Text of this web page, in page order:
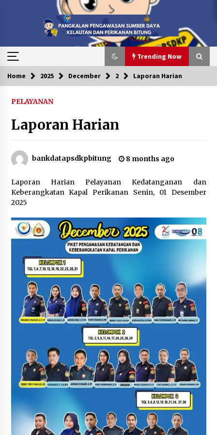
Trending Now
Trending Now
Muharram 1448 H
1 month ago
PENYERAHAN BERKAS PERKARA MV. SILVER
ISLAND DARI KP. ORCA 04 KE PANGKALAN PSDKP
2 months ago
Jabatan Fungsional
2 months ago
Aksi Damai Serikat Awak Kapal Perikanan
Bersatu dan Srikandi Sakti yang dilaksanakan
di Pangkalan PSDKP Bitung
3 months ago
Ekspose Pengenaan Sanksi Administratif
Perikanan terhadap Kapal Penangkap ikan KM.
Bahari 36 yang Diproses Oleh Pangkalan PSDKP
Bitung
3 months ago
Jam Pimpinan Mendengar
3 months ago
Kunjungan Diplomatik dalam Rangka
Strengthening Cooperation on Blue Economy
dilaksanakan di Pangkalan PSDKP Bitung
3 months ago
Selamat Hari Kartini
Home 2025 December 2 Laporan Harian
PELAYANAN
Laporan Harian
bankdatapsdkpbitung 8 months ago
Laporan Harian Pelayanan Kedatanganan dan
Keberangkatan Kapal Perikanan Senin, 01 Desember
2025